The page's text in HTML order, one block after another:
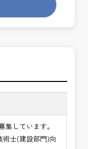
成支援
ジェクト全体の
マネジメント力
しております。
バランスを大切
3ヶ月経過され
集しています。
士(建設部門)向